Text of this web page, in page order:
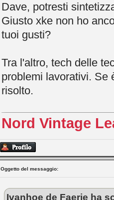
Dave, potresti
Giusto xke non ho
tuoi gusti?
Tra l'altro, tech delle
problemi lavorativi. Se
risolto.
Nord Vintage
Oggetto del messaggio:
Ivanhoe de Faerie ha